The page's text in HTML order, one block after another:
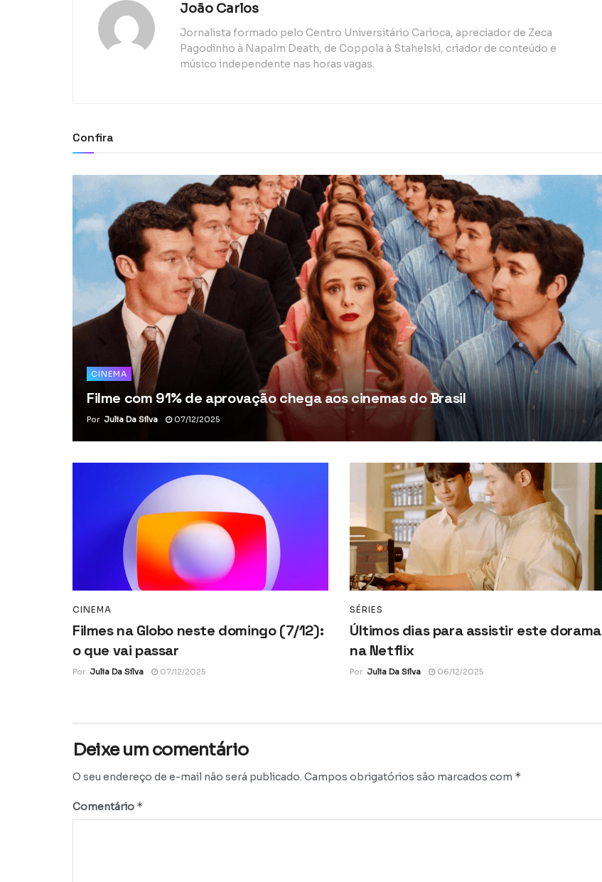
João Carlos
Jornalista formado pelo Centro Universitário Carioca, apreciador de Zeca
Pagodinho à Napalm Death, de Coppola à Stahelski, criador de conteúdo e
músico independente nas horas vagas.
Confira
CINEMA
Filme com 91% de aprovação chega aos cinemas do Brasil
Por Julia Da Silva 07/12/2025
CINEMA
Filmes na Globo neste domingo (7/12):
o que vai passar
Por Julia Da Silva 07/12/2025
SÉRIES
Últimos dias para assistir este dorama
na Netflix
Por Julia Da Silva 06/12/2025
Deixe um comentário
O seu endereço de e-mail não será publicado. Campos obrigatórios são marcados com *
Comentário *